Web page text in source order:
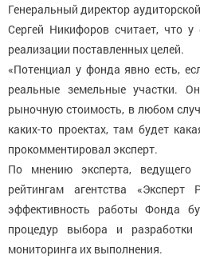
Генеральный директор
Сергей Никифоров считает, что
реализации поставленных целей.
«Потенциал у фонда явно есть,
реальные земельные участки.
рыночную стоимость, в любом
каких-то проектах, там будет
прокомментировал эксперт.
По мнению эксперта, ведущего
рейтингам агентства
эффективность работы Фонда
процедур выбора и разработки
мониторинга их выполнения.